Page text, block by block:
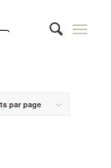
par page